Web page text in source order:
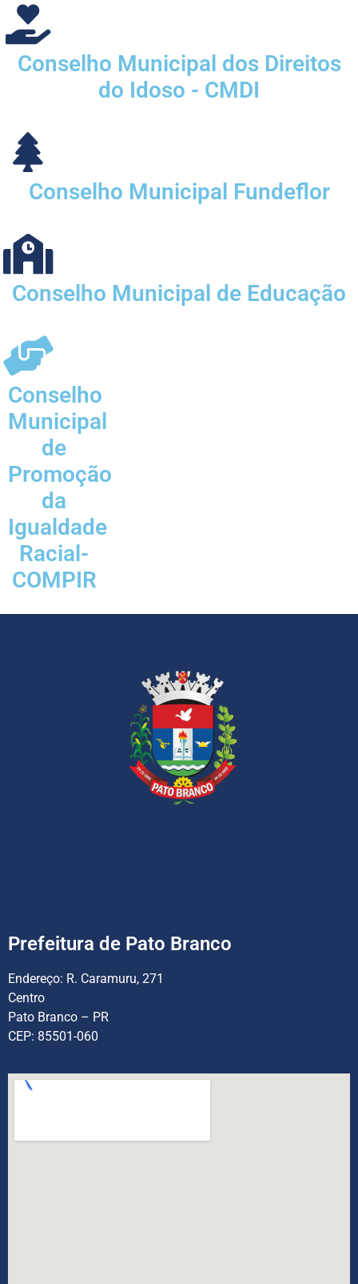
Conselho Municipal dos Direitos
do Idoso - CMDI
Conselho Municipal Fundeflor
Conselho Municipal de Educação
Conselho
Municipal
de
Promoção
da
Igualdade
Racial-
COMPIR
Prefeitura de Pato Branco
Endereço: R. Caramuru, 271
Centro
Pato Branco – PR
CEP: 85501-060